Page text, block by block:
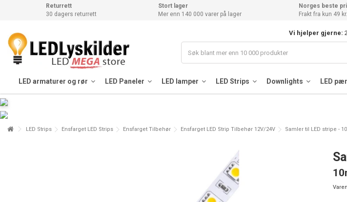
Returrett
30 dagers returrett
Stort lager
Mer enn 140 000 varer på lager
Norges beste
Frakt fra kun 49 kr.
Vi hjelper gjerne:
LED armaturer og rør LED Paneler LED lamper LED Strips Downlights LED
LED Strips Ensfarget LED Strips Ensfarget Tilbehør Ensfarget LED Strip Tilbehør 12V/24V Samler til LED stripe -